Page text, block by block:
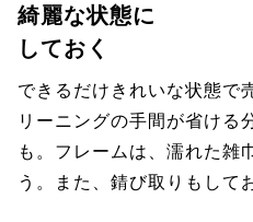
綺麗な状態に
しておく
できるだけきれいな状態で
リーニングの手間が省ける
も。フレームは、濡れた雑
う。また、錆び取りもして